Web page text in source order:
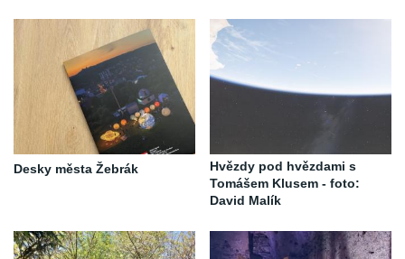
Desky města Žebrák
Hvězdy pod hvězdami s
Tomášem Klusem - foto:
David Malík